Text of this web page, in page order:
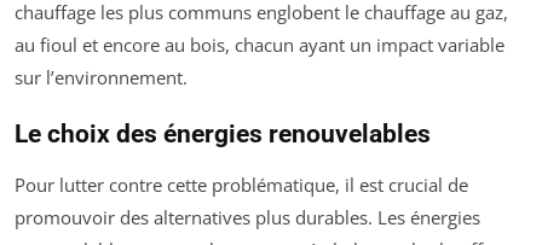
chauffage les plus communs englobent le chauffage au gaz,
au fioul et encore au bois, chacun ayant un impact variable
sur l’environnement.
Le choix des énergies renouvelables
Pour lutter contre cette problématique, il est crucial de
promouvoir des alternatives plus durables. Les énergies